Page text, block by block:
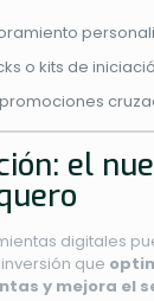
o kits de
el
digitales
que
y mejora el